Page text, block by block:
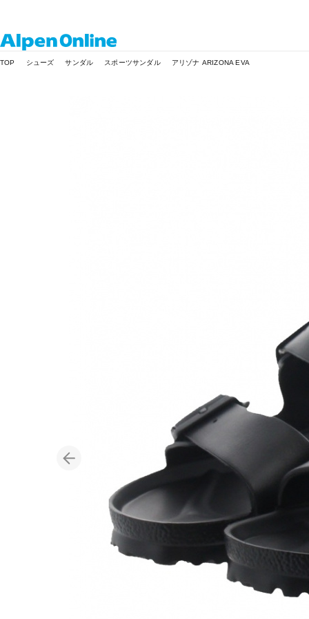
Online
TOP シューズ サンダル スポーツサンダル アリゾナ ARIZONA EVA